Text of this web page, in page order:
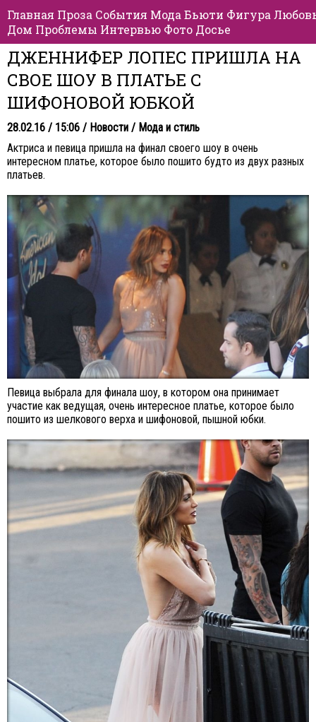
Главная Проза События Мода Бьюти Фигура
Дом Проблемы Интервью Фото Досье
ДЖЕННИФЕР ЛОПЕС ПРИШЛА НА
СВОЕ ШОУ В ПЛАТЬЕ С
ШИФОНОВОЙ ЮБКОЙ
28.02.16 / 15:06 / Новости / Мода и стиль
Актриса и певица пришла на финал своего шоу в очень
интересном платье, которое было пошито будто из двух разных
платьев.
Певица выбрала для финала шоу, в котором она принимает
участие как ведущая, очень интересное платье, которое было
пошито из шелкового верха и шифоновой, пышной юбки.